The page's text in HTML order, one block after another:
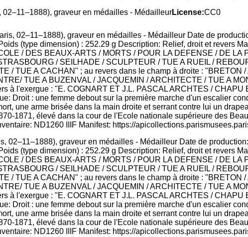
graveur en médailles - MédailleurLicense:CC0
02–11–1888), graveur en médailles - Médailleur Date de
(type dimension) : 252.29 g Description: Relief, droit et revers
/ DES BEAUX-ARTS / MORTS / POUR LA DEFENSE / DE LA
/ SEILHADE / SCULPTEUR / TUE A RUEIL /
/ TUE A CACHAN" ; au revers dans le champ à droite : "BRETON
TUE A BUZENVAL / JACQUEMIN / ARCHITECTE / TUE A
à l'exergue : "E. COGNART ET J.L. PASCAL ARCHTES /
Droit : une femme debout sur la première marche d'un escalier
une arme brisée dans la main droite et serrant contre lui un
1871, élevé dans la cour de l'Ecole nationale supérieure des
ND1260 IIIF Manifest: https://